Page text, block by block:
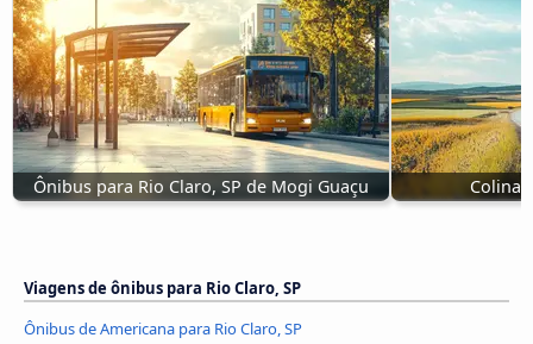
Ônibus para Rio Claro, SP de Mogi Guaçu Colina
Viagens de ônibus para Rio Claro, SP
Ônibus de Americana para Rio Claro, SP